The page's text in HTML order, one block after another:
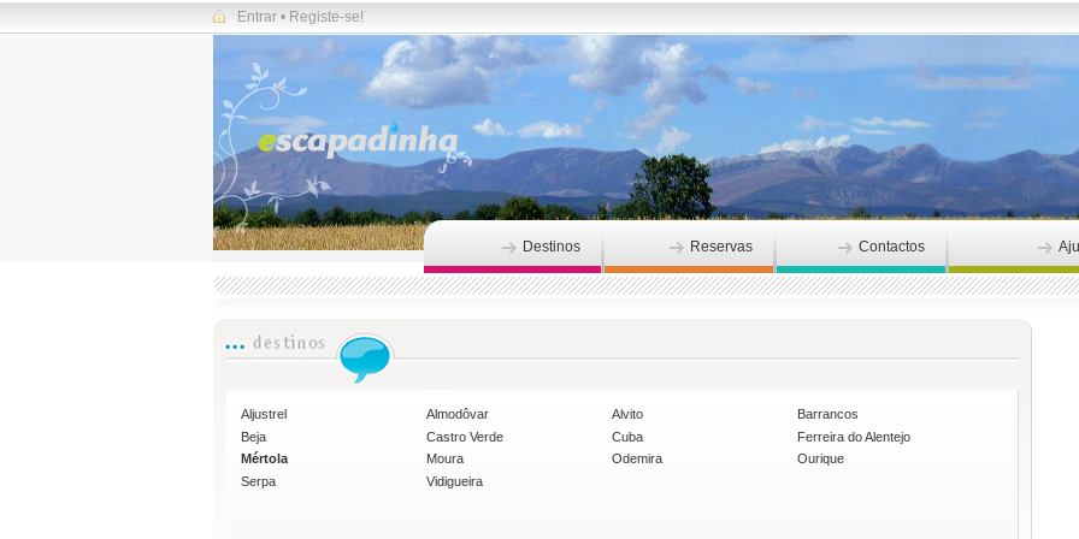
Entrar • Registe-se!
Destinos Reservas Contactos
Aljustrel Almodôvar Alvito
Barrancos
Beja
Castro Verde Cuba
Ferreira do Alentejo
Mértola
Moura Odemira
Ourique
Serpa
Vidigueira